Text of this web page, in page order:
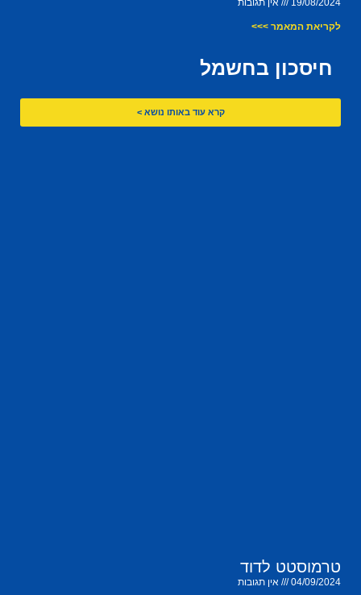
19/08/2024 אין תגובות
לקריאת המאמר >>>
חיסכון בחשמל
קרא עוד באותו נושא >
טרמוסטט לדוד
04/09/2024 אין תגובות